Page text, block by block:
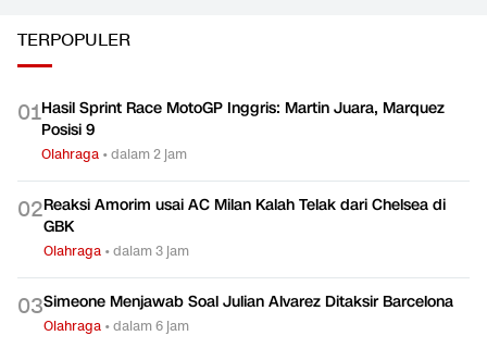
TERPOPULER
01Hasil Sprint Race MotoGP Inggris: Martin Juara, Marquez
Posisi 9
Olahraga •dalam 2 jam
02Reaksi Amorim usai AC Milan Kalah Telak dari Chelsea di
GBK
Olahraga •dalam 3 jam
03Simeone Menjawab Soal Julian Alvarez Ditaksir Barcelona
Olahraga •dalam 6 jam